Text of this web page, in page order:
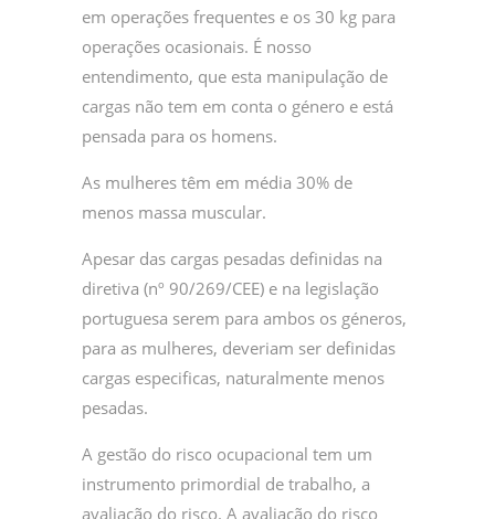
em operações frequentes e os 30 kg para
operações ocasionais. É nosso
entendimento, que esta manipulação de
cargas não tem em conta o género e está
pensada para os homens.
As mulheres têm em média 30% de
menos massa muscular.
Apesar das cargas pesadas definidas na
diretiva (nº 90/269/CEE) e na legislação
portuguesa serem para ambos os géneros,
para as mulheres, deveriam ser definidas
cargas especificas, naturalmente menos
pesadas.
A gestão do risco ocupacional tem um
instrumento primordial de trabalho, a
avaliação do risco. A avaliação do risco